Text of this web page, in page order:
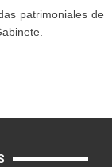
patrimoniales de